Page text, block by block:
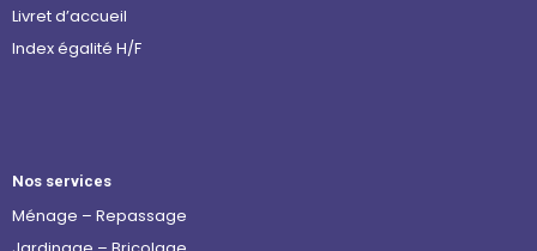
Livret d’accueil
Index égalité H/F
Nos services
Ménage – Repassage